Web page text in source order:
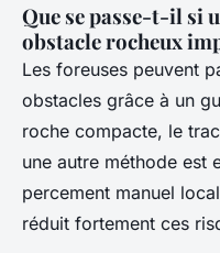
Que se passe-t-il si
obstacle rocheux
Les foreuses peuvent
obstacles grâce à un
roche compacte, le
une autre méthode est
percement manuel
réduit fortement ces